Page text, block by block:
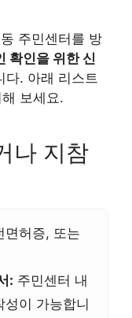
주민센터를 방
확인을 위한 신
다. 아래 리스트
보세요.
나 지참
면허증, 또는
: 주민센터 내
성이 가능합니